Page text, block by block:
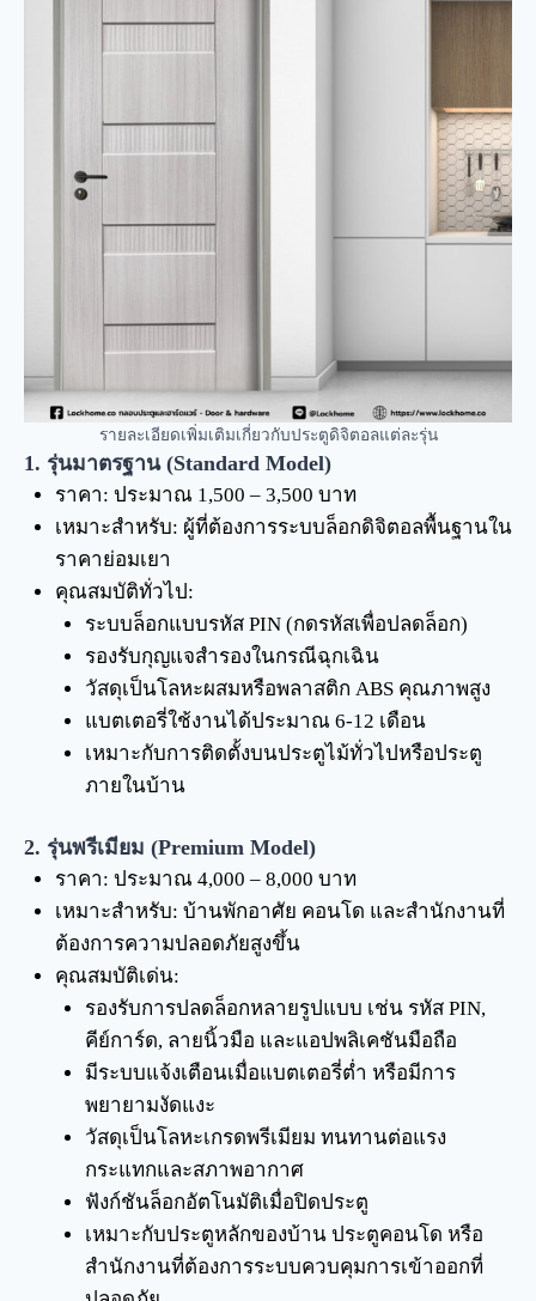
รายละเอียดเพิ่มเติมเกี่ยวกับประตูดิจิตอลแต่ละรุ่น
1. รุ่นมาตรฐาน (Standard Model)
ราคา: ประมาณ 1,500 – 3,500 บาท
เหมาะสำหรับ: ผู้ที่ต้องการระบบล็อกดิจิตอลพื้นฐานใน
ราคาย่อมเยา
คุณสมบัติทั่วไป:
ระบบล็อกแบบรหัส PIN (กดรหัสเพื่อปลดล็อก)
รองรับกุญแจสำรองในกรณีฉุกเฉิน
วัสดุเป็นโลหะผสมหรือพลาสติก ABS คุณภาพสูง
แบตเตอรี่ใช้งานได้ประมาณ 6-12 เดือน
เหมาะกับการติดตั้งบนประตูไม้ทั่วไปหรือประตู
ภายในบ้าน
2. รุ่นพรีเมียม (Premium Model)
ราคา: ประมาณ 4,000 – 8,000 บาท
เหมาะสำหรับ: บ้านพักอาศัย คอนโด และสำนักงานที่
ต้องการความปลอดภัยสูงขึ้น
คุณสมบัติเด่น:
รองรับการปลดล็อกหลายรูปแบบ เช่น รหัส PIN,
คีย์การ์ด, ลายนิ้วมือ และแอปพลิเคชันมือถือ
มีระบบแจ้งเตือนเมื่อแบตเตอรี่ต่ำ หรือมีการ
พยายามงัดแงะ
วัสดุเป็นโลหะเกรดพรีเมียม ทนทานต่อแรง
กระแทกและสภาพอากาศ
ฟังก์ชันล็อกอัตโนมัติเมื่อปิดประตู
เหมาะกับประตูหลักของบ้าน ประตูคอนโด หรือ
สำนักงานที่ต้องการระบบควบคุมการเข้าออกที่